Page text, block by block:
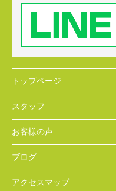
トップページ
スタッフ
お客様の声
ブログ
アクセスマップ